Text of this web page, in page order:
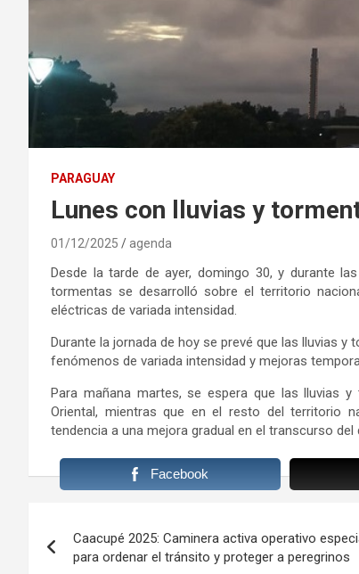
PARAGUAY
Lunes con lluvias y
01/12/2025 agenda
Desde la tarde de ayer, domingo 30, y durante
tormentas se desarrolló sobre el territorio
eléctricas de variada intensidad.
Durante la jornada de hoy se prevé que las lluvias
fenómenos de variada intensidad y mejoras
Para mañana martes, se espera que las lluvias
Oriental, mientras que en el resto del territorio
tendencia a una mejora gradual en el transcurso del
Facebook
de
Caacupé 2025: Caminera activa operativo
para ordenar el tránsito y proteger a peregrinos